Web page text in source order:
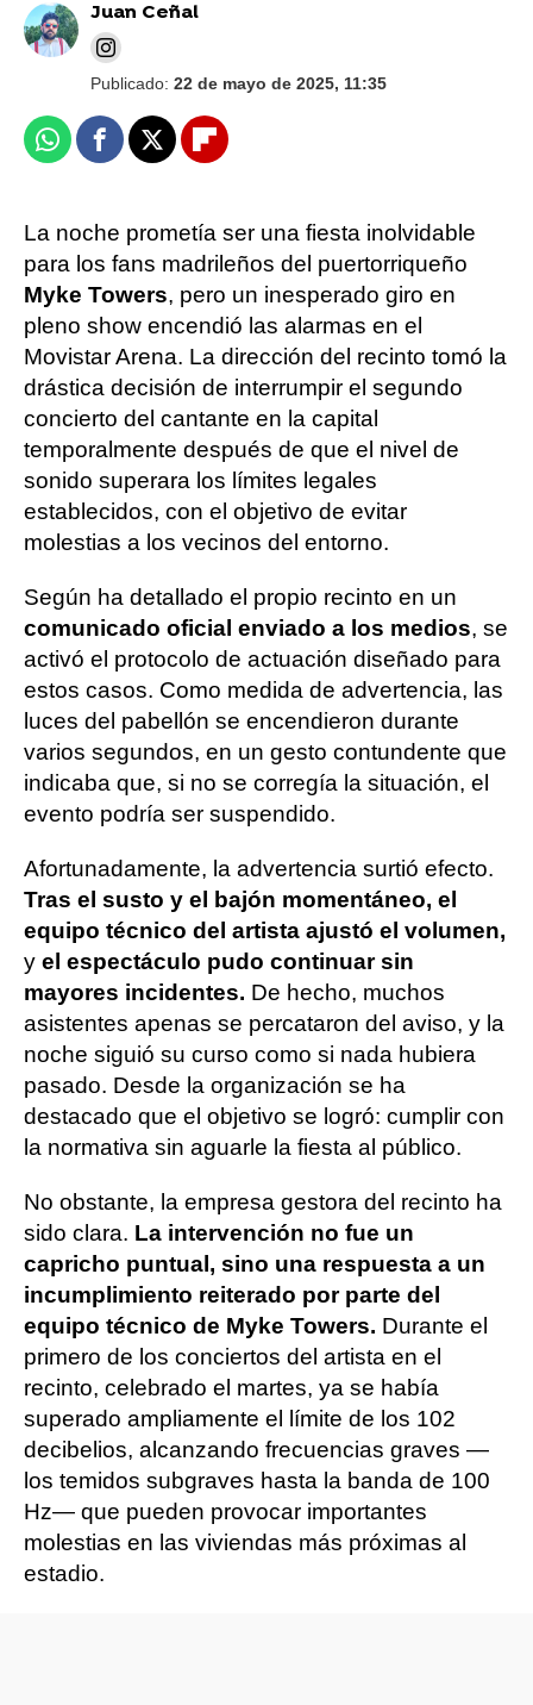
Juan Ceñal
Publicado: 22 de mayo de 2025, 11:35
WhatsappFacebook
X Flipboard
La noche prometía ser una fiesta inolvidable
para los fans madrileños del puertorriqueño
Myke Towers, pero un inesperado giro en
pleno show encendió las alarmas en el
Movistar Arena. La dirección del recinto tomó la
drástica decisión de interrumpir el segundo
concierto del cantante en la capital
temporalmente después de que el nivel de
sonido superara los límites legales
establecidos, con el objetivo de evitar
molestias a los vecinos del entorno.
Según ha detallado el propio recinto en un
comunicado oficial enviado a los medios, se
activó el protocolo de actuación diseñado para
estos casos. Como medida de advertencia, las
luces del pabellón se encendieron durante
varios segundos, en un gesto contundente que
indicaba que, si no se corregía la situación, el
evento podría ser suspendido.
Afortunadamente, la advertencia surtió efecto.
Tras el susto y el bajón momentáneo, el
equipo técnico del artista ajustó el volumen,
y el espectáculo pudo continuar sin
mayores incidentes. De hecho, muchos
asistentes apenas se percataron del aviso, y la
noche siguió su curso como si nada hubiera
pasado. Desde la organización se ha
destacado que el objetivo se logró: cumplir con
la normativa sin aguarle la fiesta al público.
No obstante, la empresa gestora del recinto ha
sido clara. La intervención no fue un
capricho puntual, sino una respuesta a un
incumplimiento reiterado por parte del
equipo técnico de Myke Towers. Durante el
primero de los conciertos del artista en el
recinto, celebrado el martes, ya se había
superado ampliamente el límite de los 102
decibelios, alcanzando frecuencias graves —
los temidos subgraves hasta la banda de 100
Hz— que pueden provocar importantes
molestias en las viviendas más próximas al
estadio.